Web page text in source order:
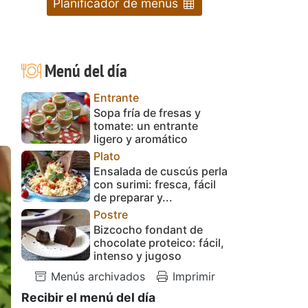
Menú del día
Entrante
Sopa fría de fresas y
tomate: un entrante
ligero y aromático
Plato
Ensalada de cuscús perla
con surimi: fresca, fácil
de preparar y...
Postre
Bizcocho fondant de
chocolate proteico: fácil,
intenso y jugoso
Menús archivados
Imprimir
Recibir el menú del día